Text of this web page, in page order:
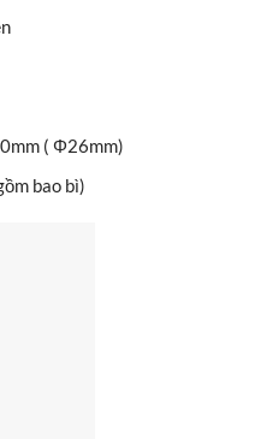
( Φ26mm)
bao bì)